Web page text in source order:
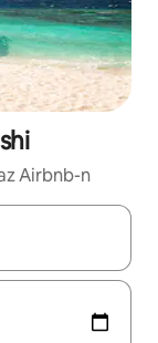
Airbnb-n